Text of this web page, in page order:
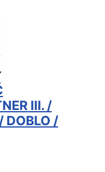
III. /
DOBLO /